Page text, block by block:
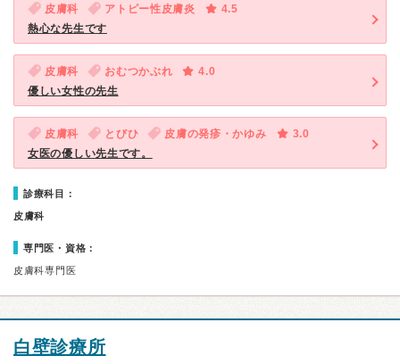
皮膚科 アトピー性皮膚炎
4.5
熱心な先生です
皮膚科 おむつかぶれ
4.0
優しい女性の先生
皮膚科 とびひ 皮膚の発疹・かゆみ
3.0
女医の優しい先生です。
診療科目：
皮膚科
専門医・資格：
皮膚科専門医
白壁診療所